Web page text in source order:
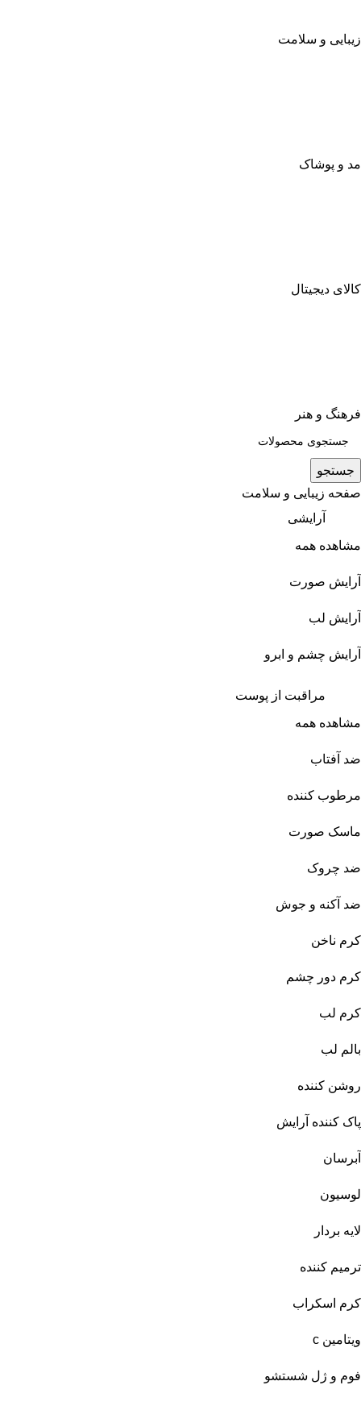
زیبایی و سلامت
مد و پوشاک
کالای دیجیتال
فرهنگ و هنر
جستجو
صفحه زیبایی و سلامت
آرایشی
مشاهده همه
آرایش صورت
آرایش لب
آرایش چشم و ابرو
مراقبت از پوست
مشاهده همه
ضد آفتاب
مرطوب کننده
ماسک صورت
ضد چروک
ضد آکنه و جوش
کرم ناخن
کرم دور چشم
کرم لب
بالم لب
روشن کننده
پاک کننده آرایش
آبرسان
لوسیون
لایه بردار
ترمیم کننده
کرم اسکراب
ویتامین c
فوم و ژل شستشو